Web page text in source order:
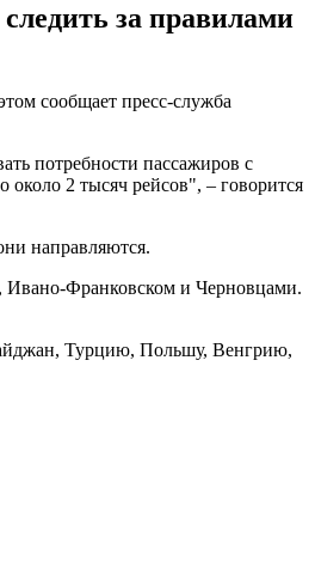
за правилами
сообщает пресс-служба
потребности пассажиров с
2 тысяч рейсов", – говорится
направляются.
Ивано-Франковском и Черновцами.
Турцию, Польшу, Венгрию,